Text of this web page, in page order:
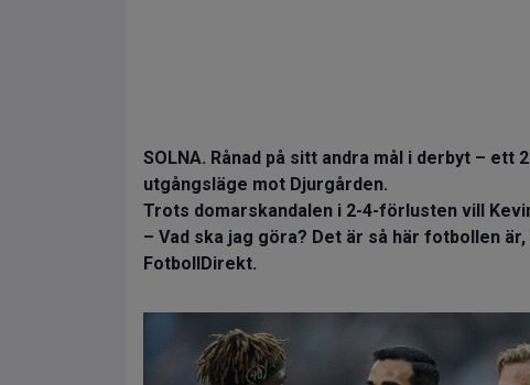
SOLNA. Rånad på sitt andra mål i derbyt –
utgångsläge mot Djurgården.
Trots domarskandalen i 2-4-förlusten vill
– Vad ska jag göra? Det är så här fotbollen
FotbollDirekt.